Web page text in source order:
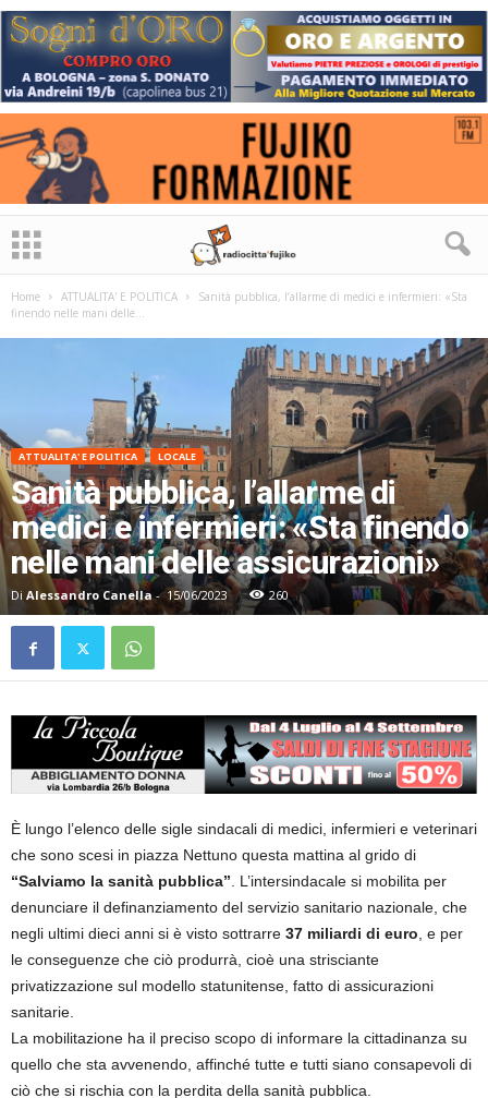
Home ATTUALITA' E POLITICA
Sanità pubblica, l’allarme di medici e infermieri: «Sta
finendo nelle mani delle...
ATTUALITA' E POLITICA LOCALE
Sanità pubblica, l’allarme di
medici e infermieri: «Sta finendo
nelle mani delle assicurazioni»
Di Alessandro Canella- 15/06/2023 260
È lungo l’elenco delle sigle sindacali di medici, infermieri e veterinari
che sono scesi in piazza Nettuno questa mattina al grido di
“Salviamo la sanità pubblica”. L’intersindacale si mobilita per
denunciare il definanziamento del servizio sanitario nazionale, che
negli ultimi dieci anni si è visto sottrarre 37 miliardi di euro, e per
le conseguenze che ciò produrrà, cioè una strisciante
privatizzazione sul modello statunitense, fatto di assicurazioni
sanitarie.
La mobilitazione ha il preciso scopo di informare la cittadinanza su
quello che sta avvenendo, affinché tutte e tutti siano consapevoli di
ciò che si rischia con la perdita della sanità pubblica.